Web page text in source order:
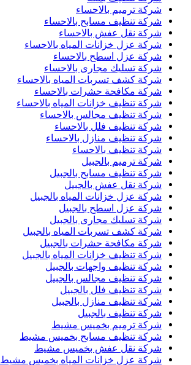
شركة ترميم بالاحساء
شركة تنظيف مسابح بالاحساء
شركة نقل عفش بالاحساء
شركة عزل خزانات المياه بالاحساء
شركة عزل اسطح بالاحساء
شركة تسليك مجارى بالاحساء
شركة كشف تسربات المياه بالاحساء
شركة مكافحة حشرات بالاحساء
شركة تنظيف خزانات المياه بالاحساء
شركة تنظيف مجالس بالاحساء
شركة تنظيف فلل بالاحساء
شركة تنظيف منازل بالاحساء
شركة تنظيف بالاحساء
شركة ترميم بالجبيل
شركة تنظيف مسابح بالجبيل
شركة نقل عفش بالجبيل
شركة عزل خزانات المياه بالجبيل
شركة عزل اسطح بالجبيل
شركة تسليك مجارى بالجبيل
شركة كشف تسربات المياه بالجبيل
شركة مكافحة حشرات بالجبيل
شركة تنظيف خزانات المياه بالجبيل
شركة تنظيف واجهات بالجبيل
شركة تنظيف مجالس بالجبيل
شركة تنظيف فلل بالجبيل
شركة تنظيف منازل بالجبيل
شركة تنظيف بالجبيل
شركة ترميم بخميس مشيط
شركة تنظيف مسابح بخميس مشيط
شركة نقل عفش بخميس مشيط
شركة عزل خزانات المياه بخميس مشيط